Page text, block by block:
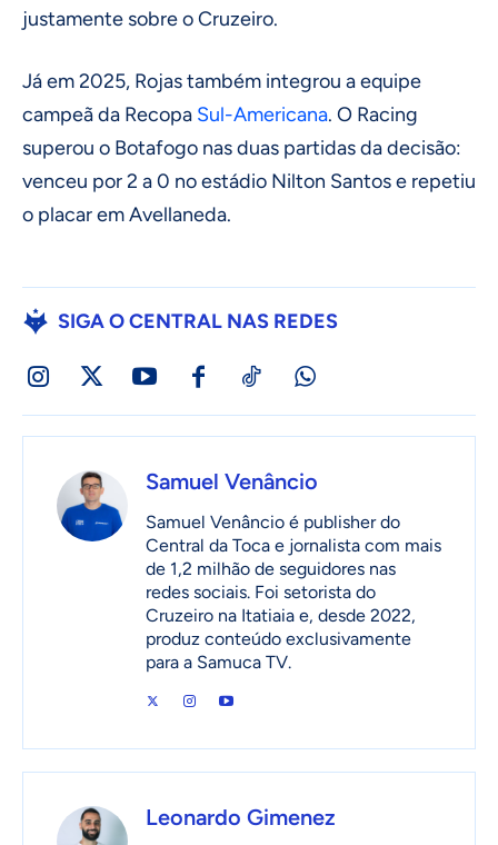
justamente sobre o Cruzeiro.
Já em 2025, Rojas também integrou a equipe
campeã da Recopa Sul-Americana. O Racing
superou o Botafogo nas duas partidas da decisão:
venceu por 2 a 0 no estádio Nilton Santos e repetiu
o placar em Avellaneda.
SIGA O CENTRAL NAS REDES
Samuel Venâncio
Samuel Venâncio é publisher do
Central da Toca e jornalista com mais
de 1,2 milhão de seguidores nas
redes sociais. Foi setorista do
Cruzeiro na Itatiaia e, desde 2022,
produz conteúdo exclusivamente
para a Samuca TV.
Leonardo Gimenez